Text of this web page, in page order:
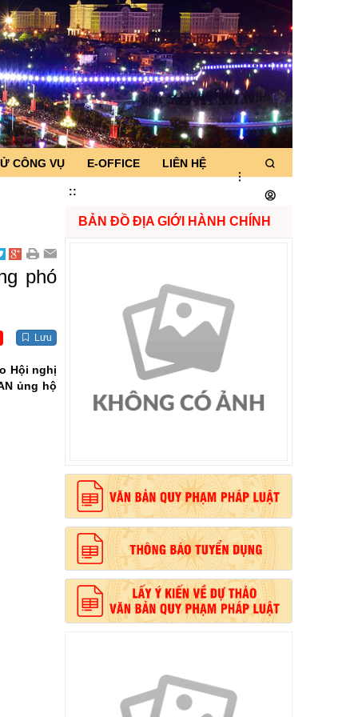
cách Hồ Chí Minh”
CÔNG VỤ E-OFFICE LIÊN HỆ
::
phó
Lưu
Hội nghị
ủng hộ
BẢN ĐỒ ĐỊA GIỚI HÀNH CHÍNH